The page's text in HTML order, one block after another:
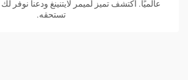
عالميًا. اكتشف تميز لُميمر لايتنينغ ودعنا نوفر
تستحقه.